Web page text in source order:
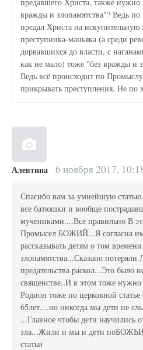
вражды и злопамятства"? Ведь
предал Христа на
преступника-маньяка (а среди
дорвавшихся до власти, с
как не мало) тоже "без вражды и
Ведь всё происходит по
прикрывать преступления. Не по
Алевтина 6 ноября 2017,
Спасибо вам за умнейшую
все батюшки и вообще
мучениками....Все правильно В
Промысел БОЖИЙ...Я согласна
рассказывать детям о том
злопамятства...Сказано
предательства раскол...Это было
священстве..И в этом тоже
Родион тоже по церковной статье
65лет....но никогда мы дети не
...Главное чтобы дети научились
зла...Жили и мы и дети
статьи